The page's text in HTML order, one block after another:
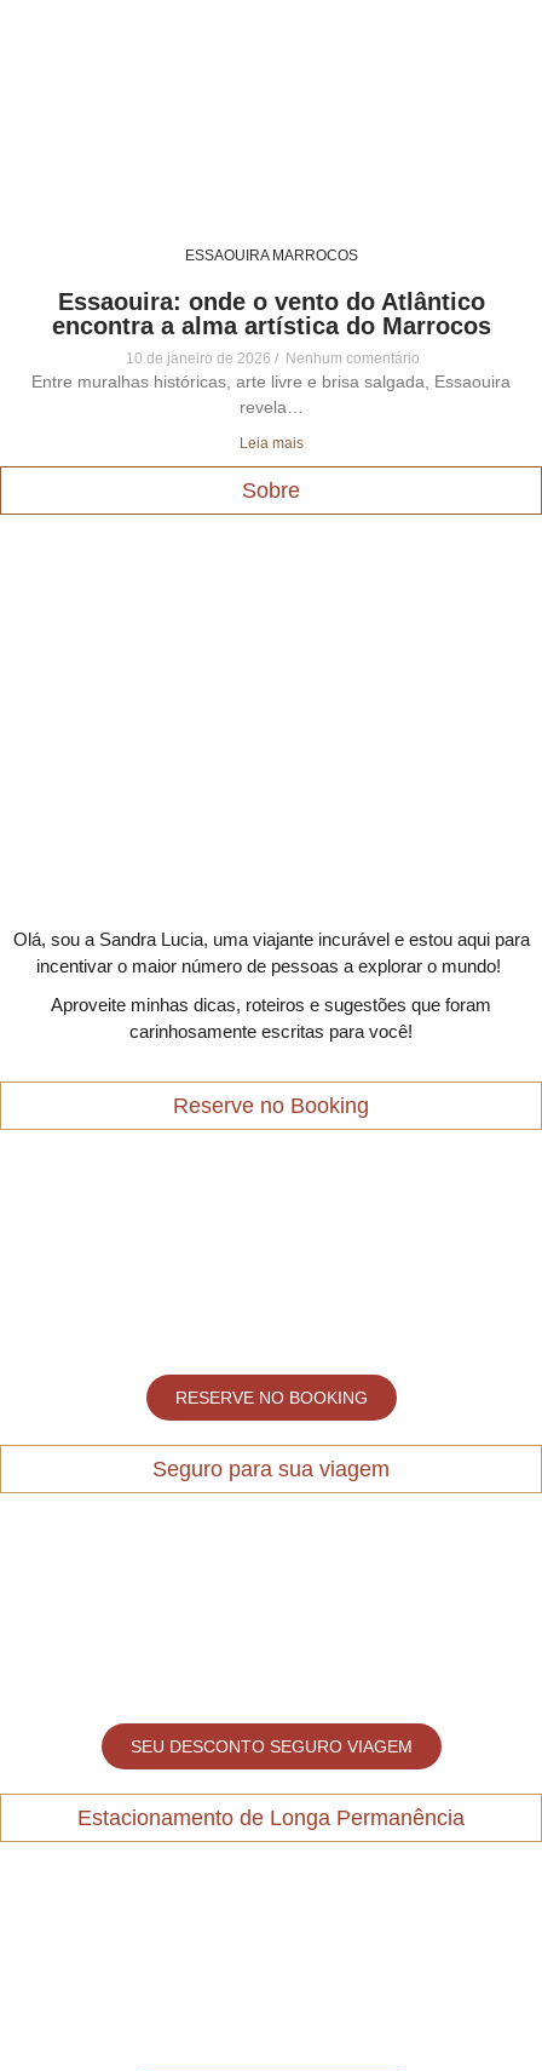
ESSAOUIRA MARROCOS
Essaouira: onde o vento do Atlântico
encontra a alma artística do Marrocos
10 de janeiro de 2026 Nenhum comentário
Entre muralhas históricas, arte livre e brisa salgada, Essaouira
revela…
Leia mais
Sobre
Olá, sou a Sandra Lucia, uma viajante incurável e estou aqui para
incentivar o maior número de pessoas a explorar o mundo!
Aproveite minhas dicas, roteiros e sugestões que foram
carinhosamente escritas para você!
Reserve no Booking
RESERVE NO BOOKING
Seguro para sua viagem
SEU DESCONTO SEGURO VIAGEM
Estacionamento de Longa Permanência